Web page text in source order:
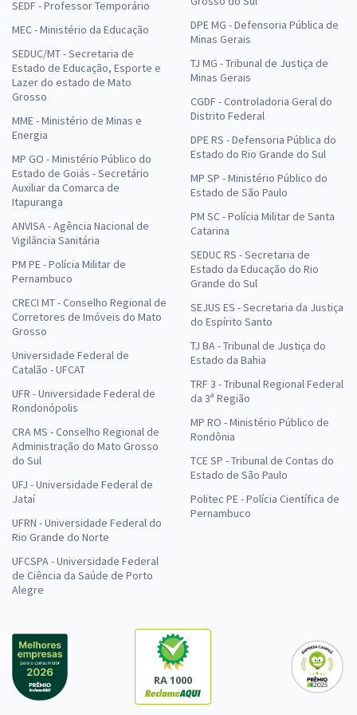
SEDF - Professor Temporário
MEC - Ministério da Educação
SEDUC/MT - Secretaria de
Estado de Educação, Esporte e
Lazer do estado de Mato
Grosso
MME - Ministério de Minas e
Energia
MP GO - Ministério Público do
Estado de Goiás - Secretário
Auxiliar da Comarca de
Itapuranga
ANVISA - Agência Nacional de
Vigilância Sanitária
PM PE - Polícia Militar de
Pernambuco
CRECI MT - Conselho Regional de
Corretores de Imóveis do Mato
Grosso
Universidade Federal de
Catalão - UFCAT
UFR - Universidade Federal de
Rondonópolis
CRA MS - Conselho Regional de
Administração do Mato Grosso
do Sul
UFJ - Universidade Federal de
Jataí
UFRN - Universidade Federal do
Rio Grande do Norte
UFCSPA - Universidade Federal
de Ciência da Saúde de Porto
Alegre
DPE MG - Defensoria Pública de
Minas Gerais
TJ MG - Tribunal de Justiça de
Minas Gerais
CGDF - Controladoria Geral do
Distrito Federal
DPE RS - Defensoria Pública do
Estado do Rio Grande do Sul
MP SP - Ministério Público do
Estado de São Paulo
PM SC - Polícia Militar de Santa
Catarina
SEDUC RS - Secretaria de
Estado da Educação do Rio
Grande do Sul
SEJUS ES - Secretaria da Justiça
do Espírito Santo
TJ BA - Tribunal de Justiça do
Estado da Bahia
TRF 3 - Tribunal Regional Federal
da 3ª Região
MP RO - Ministério Público de
Rondônia
TCE SP - Tribunal de Contas do
Estado de São Paulo
Politec PE - Polícia Científica de
Pernambuco
RA 1000